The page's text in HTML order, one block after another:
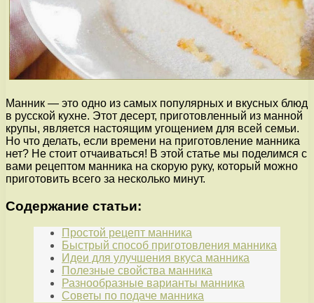
Манник — это одно из самых популярных и вкусных блюд
в русской кухне. Этот десерт, приготовленный из манной
крупы, является настоящим угощением для всей семьи.
Но что делать, если времени на приготовление манника
нет? Не стоит отчаиваться! В этой статье мы поделимся с
вами рецептом манника на скорую руку, который можно
приготовить всего за несколько минут.
Содержание статьи:
Простой рецепт манника
Быстрый способ приготовления манника
Идеи для улучшения вкуса манника
Полезные свойства манника
Разнообразные варианты манника
Советы по подаче манника